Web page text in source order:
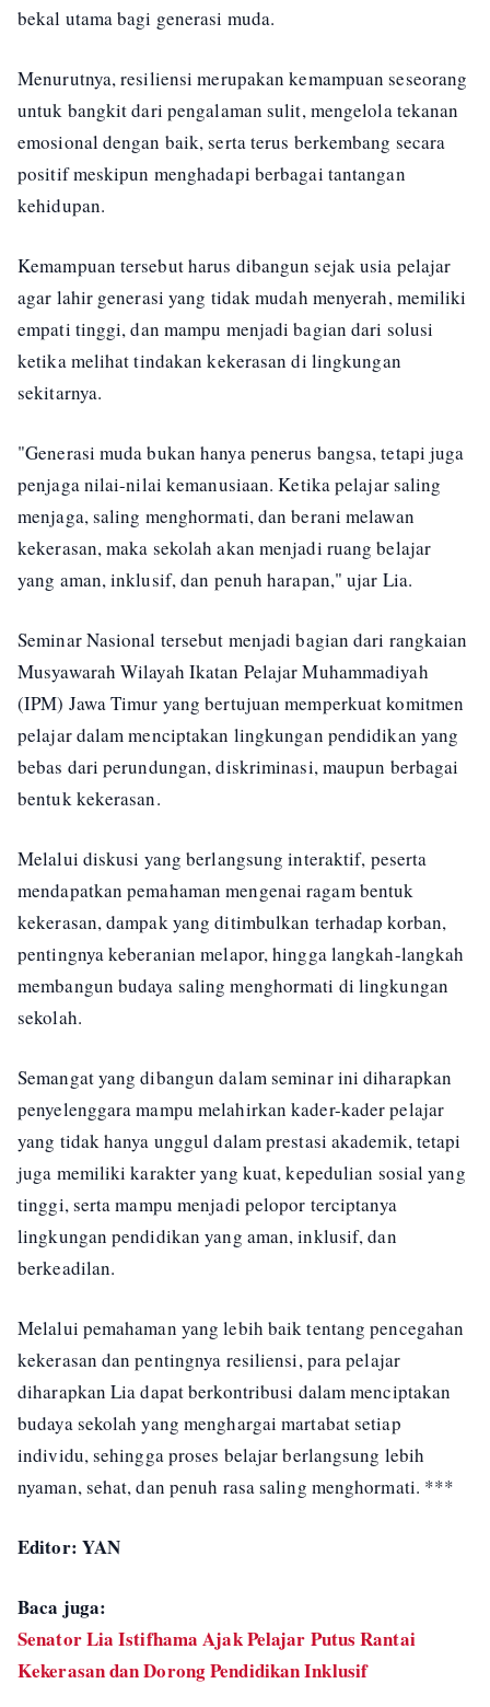
bekal utama bagi generasi muda.
Menurutnya, resiliensi merupakan kemampuan seseorang
untuk bangkit dari pengalaman sulit, mengelola tekanan
emosional dengan baik, serta terus berkembang secara
positif meskipun menghadapi berbagai tantangan
kehidupan.
Kemampuan tersebut harus dibangun sejak usia pelajar
agar lahir generasi yang tidak mudah menyerah, memiliki
empati tinggi, dan mampu menjadi bagian dari solusi
ketika melihat tindakan kekerasan di lingkungan
sekitarnya.
"Generasi muda bukan hanya penerus bangsa, tetapi juga
penjaga nilai-nilai kemanusiaan. Ketika pelajar saling
menjaga, saling menghormati, dan berani melawan
kekerasan, maka sekolah akan menjadi ruang belajar
yang aman, inklusif, dan penuh harapan," ujar Lia.
Seminar Nasional tersebut menjadi bagian dari rangkaian
Musyawarah Wilayah Ikatan Pelajar Muhammadiyah
(IPM) Jawa Timur yang bertujuan memperkuat komitmen
pelajar dalam menciptakan lingkungan pendidikan yang
bebas dari perundungan, diskriminasi, maupun berbagai
bentuk kekerasan.
Melalui diskusi yang berlangsung interaktif, peserta
mendapatkan pemahaman mengenai ragam bentuk
kekerasan, dampak yang ditimbulkan terhadap korban,
pentingnya keberanian melapor, hingga langkah-langkah
membangun budaya saling menghormati di lingkungan
sekolah.
Semangat yang dibangun dalam seminar ini diharapkan
penyelenggara mampu melahirkan kader-kader pelajar
yang tidak hanya unggul dalam prestasi akademik, tetapi
juga memiliki karakter yang kuat, kepedulian sosial yang
tinggi, serta mampu menjadi pelopor terciptanya
lingkungan pendidikan yang aman, inklusif, dan
berkeadilan.
Melalui pemahaman yang lebih baik tentang pencegahan
kekerasan dan pentingnya resiliensi, para pelajar
diharapkan Lia dapat berkontribusi dalam menciptakan
budaya sekolah yang menghargai martabat setiap
individu, sehingga proses belajar berlangsung lebih
nyaman, sehat, dan penuh rasa saling menghormati. ***
Editor: YAN
Baca juga:
Senator Lia Istifhama Ajak Pelajar Putus Rantai
Kekerasan dan Dorong Pendidikan Inklusif